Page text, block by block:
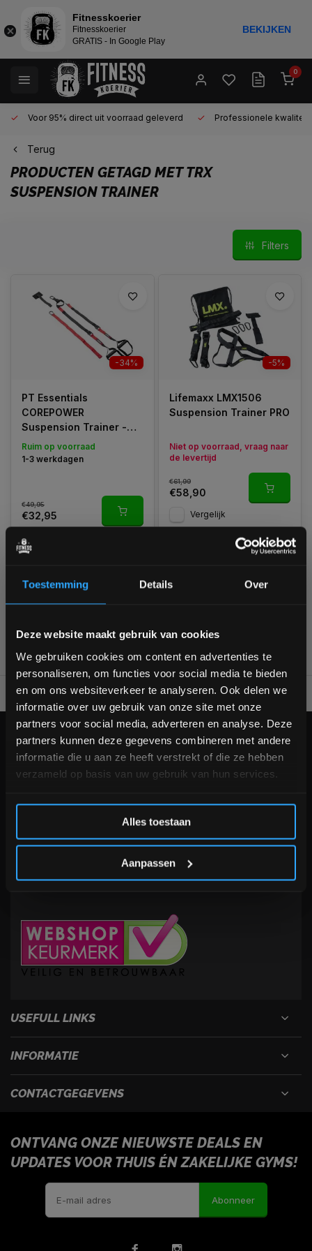
Toestemming Details Over
Deze website maakt gebruik van cookies
We gebruiken cookies om content en advertenties te
personaliseren, om functies voor social media te bieden
en om ons websiteverkeer te analyseren. Ook delen we
informatie over uw gebruik van onze site met onze
partners voor social media, adverteren en analyse. Deze
partners kunnen deze gegevens combineren met andere
informatie die u aan ze heeft verstrekt of die ze hebben
verzameld op basis van uw gebruik van hun services.
Alles toestaan
Aanpassen
0
Voor 95% direct uit voorraad geleverd Professionele kwaliteit
Terug
PRODUCTEN GETAGD MET TRX
SUSPENSION TRAINER
Filters
-34%
PT Essentials
COREPOWER
Suspension Trainer -
TRX
Ruim op voorraad
1-3 werkdagen
€49,95
€32,95
-5%
Lifemaxx LMX1506
Suspension Trainer PRO
Niet op voorraad, vraag naar
de levertijd
€61,99
€58,90
Vergelijk
Voor 95% direct uit voorraad geleverd Professionele
KLANTENSERVICE
+31 (0)24 645 1309
USEFULL LINKS
INFORMATIE
CONTACTGEGEVENS
ONTVANG ONZE NIEUWSTE DEALS EN
UPDATES VOOR THUIS ÉN ZAKELIJKE GYMS!
Abonneer
Bam! 5% korting op je volgende
Schrijf je in voor onze nieuwsbrief om op de hoogte te
blijven over onze nieuwe producten, deals en meer
interessante info. Ontvang 5% korting op je eerstvolgende
aankoop! 😀
Inschrijven
*Verzendkosten vallen buiten de korting
Fitnesskoerier
Fitnesskoerier
GRATIS - In Google Play
BEKIJKEN